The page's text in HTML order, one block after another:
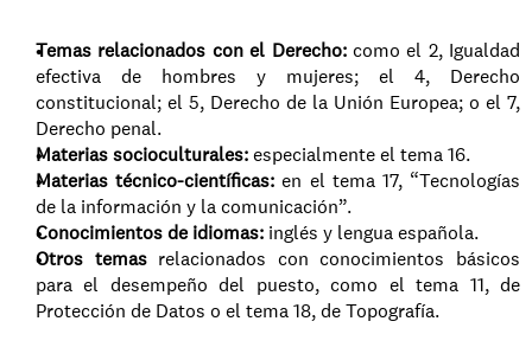
Temas relacionados con el Derecho: como el 2, Igualdad
efectiva de hombres y mujeres; el 4, Derecho
constitucional; el 5, Derecho de la Unión Europea; o el 7,
Derecho penal.
Materias socioculturales: especialmente el tema 16.
Materias técnico-científicas: en el tema 17, “Tecnologías
de la información y la comunicación”.
Conocimientos de idiomas: inglés y lengua española.
Otros temas relacionados con conocimientos básicos
para el desempeño del puesto, como el tema 11, de
Protección de Datos o el tema 18, de Topografía.